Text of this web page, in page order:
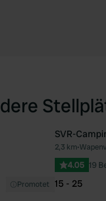
Favorit
Promotet
SVR-
2,3 km•
4.05 19
15 - 25